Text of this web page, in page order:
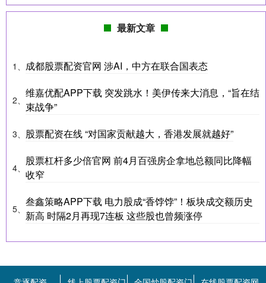
最新文章
1、 成都股票配资官网 涉AI，中方在联合国表态
2、
维嘉优配APP下载 突发跳水！美伊传来大消息，“旨在结
束战争”
3、 股票配资在线 “对国家贡献越大，香港发展就越好”
4、
股票杠杆多少倍官网 前4月百强房企拿地总额同比降幅
收窄
5、
叁鑫策略APP下载 电力股成“香饽饽”！板块成交额历史
新高 时隔2月再现7连板 这些股也曾频涨停